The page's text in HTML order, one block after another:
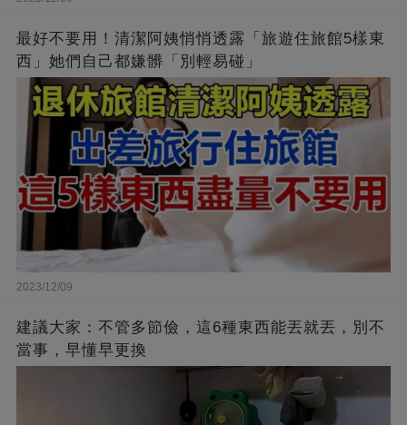
最好不要用！清潔阿姨悄悄透露「旅遊住旅館5樣東
西」她們自己都嫌髒「別輕易碰」
2023/12/09
建議大家：不管多節儉，這6種東西能丟就丟，別不
當事，早懂早更換